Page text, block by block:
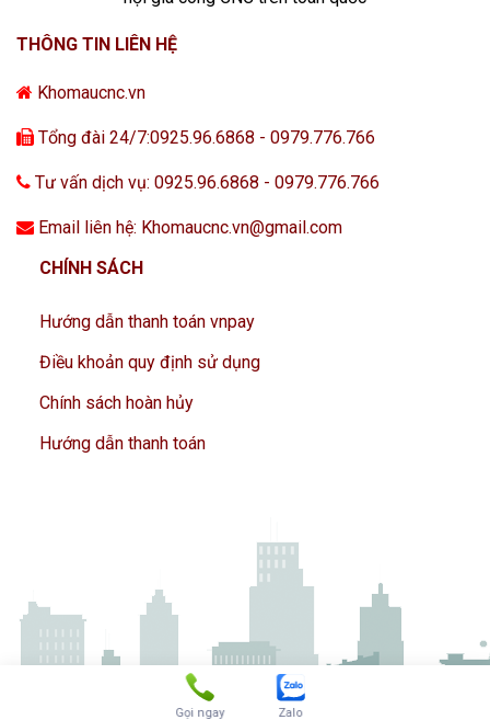
THÔNG TIN LIÊN HỆ
Khomaucnc.vn
Tổng đài 24/7:0925.96.6868 - 0979.776.766
Tư vấn dịch vụ: 0925.96.6868 - 0979.776.766
Email liên hệ: Khomaucnc.vn@gmail.com
CHÍNH SÁCH
Hướng dẫn thanh toán vnpay
Điều khoản quy định sử dụng
Chính sách hoàn hủy
Hướng dẫn thanh toán
Gọi ngay Zalo